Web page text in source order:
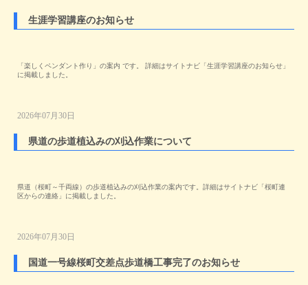
生涯学習講座のお知らせ
「楽しくペンダント作り」の案内 です。 詳細はサイトナビ「生涯学習講座のお知らせ」
に掲載しました。
2026年07月30日
県道の歩道植込みの刈込作業について
県道（桜町～千両線）の歩道植込みの刈込作業の案内です。詳細はサイトナビ「桜町連
区からの連絡」に掲載しました。
2026年07月30日
国道一号線桜町交差点歩道橋工事完了のお知らせ